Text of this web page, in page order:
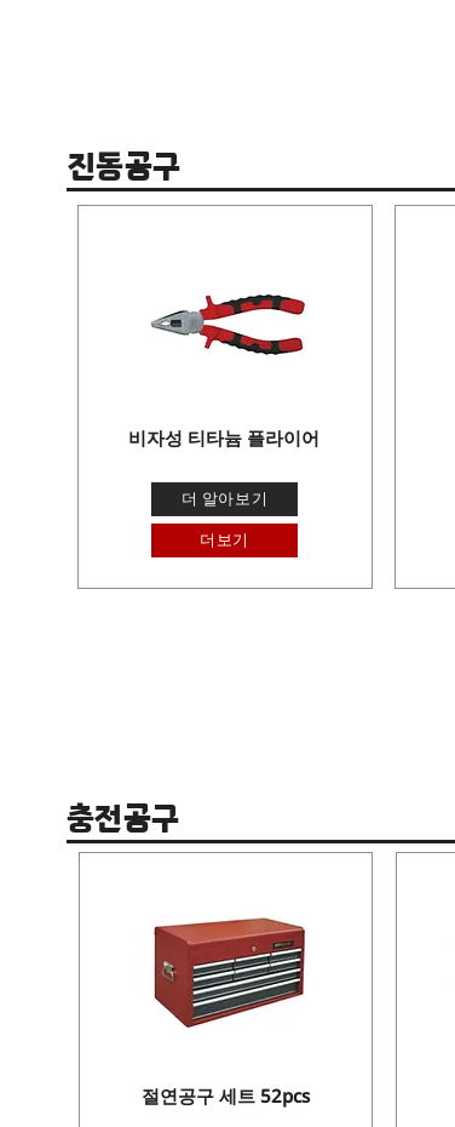
진동공구
비자성 티타늄 플라이어
더 알아보기
더보기
충전공구
절연공구 세트 52pcs